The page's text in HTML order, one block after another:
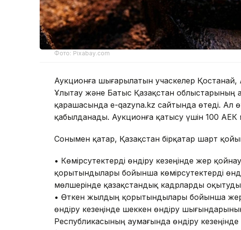
Фото: Pixabay.com
Аукционға шығарылатын учаскелер
Ұлытау және Батыс Қазақстан облыстарының
қарашасында e-qazyna.kz сайтында өтеді. Ал
қабылданады. Аукционға қатысу үшін 100 АЕК
Сонымен қатар, Қазақстан бірқатар шарт
• Көмірсутектерді өндіру кезеңінде жер
қорытындылары бойынша көмірсутектерді
мөлшерінде қазақстандық кадрларды
• Өткен жылдың қорытындылары бойынша
өндіру кезеңінде шеккен өндіру
Республикасының аумағында өндіру